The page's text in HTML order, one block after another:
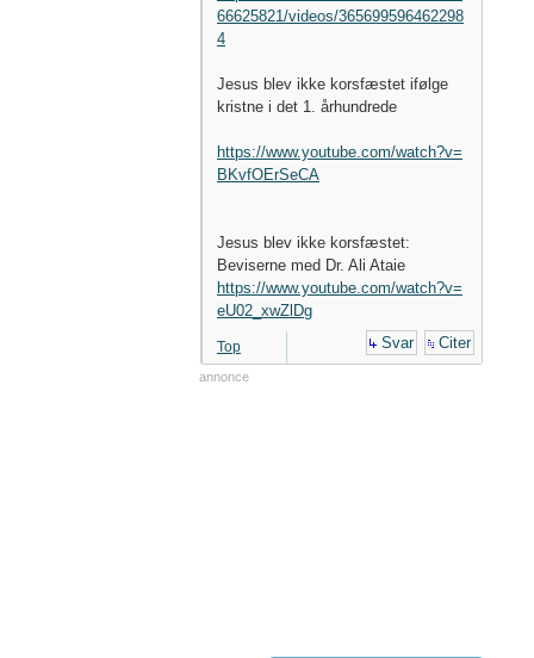
66625821/videos/365699596462298
4
Jesus blev ikke korsfæstet ifølge
kristne i det 1. århundrede
https://www.youtube.com/watch?v=
BKvfOErSeCA
Jesus blev ikke korsfæstet:
Beviserne med Dr. Ali Ataie
https://www.youtube.com/watch?v=
eU02_xwZlDg
Top Svar Citer
annonce